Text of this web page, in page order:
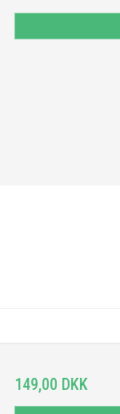
149,00 DKK